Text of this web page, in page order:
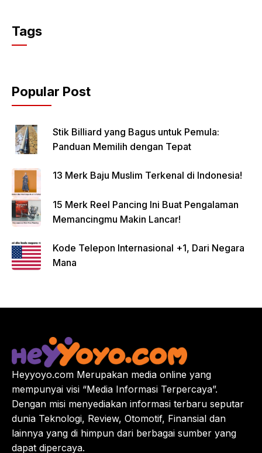
Tags
Popular Post
Stik Billiard yang Bagus untuk Pemula:
Panduan Memilih dengan Tepat
13 Merk Baju Muslim Terkenal di Indonesia!
15 Merk Reel Pancing Ini Buat Pengalaman
Memancingmu Makin Lancar!
Kode Telepon Internasional +1, Dari Negara
Mana
Heyyoyo.com Merupakan media online yang
mempunyai visi “Media Informasi Terpercaya”.
Dengan misi menyediakan informasi terbaru seputar
dunia Teknologi, Review, Otomotif, Finansial dan
lainnya yang di himpun dari berbagai sumber yang
dapat dipercaya.